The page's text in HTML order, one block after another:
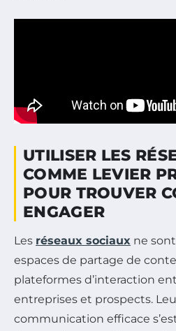
UTILISER LES
COMME LEVIER
POUR TROUVER
ENGAGER
Les réseaux sociaux ne
espaces de partage de
plateformes d’interaction
entreprises et prospects.
communication efficace